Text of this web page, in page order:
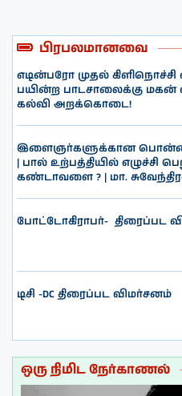
பிரபலமானவை
எடின்பரோ முதல்
பயின்ற பாடசாலைக்கு மகன்
கல்வி அறக்கொடை!
இளைஞர்களுக்கான
| பால் உற்பத்தியில் எழுச்சி
கண்டாவளை ? | மா.
போட்டோகிராபர்- ‌ திரைப்பட
டிசி -DC திரைப்பட விமர்சனம்
ஒரு நிமிட நேர்காணல்